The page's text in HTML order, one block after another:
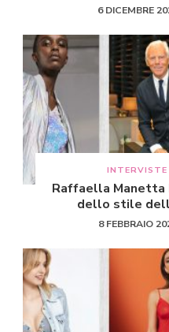
6 DICEMBRE
INTERVISTE
Raffaella Manetta
dello stile
8 FEBBRAIO